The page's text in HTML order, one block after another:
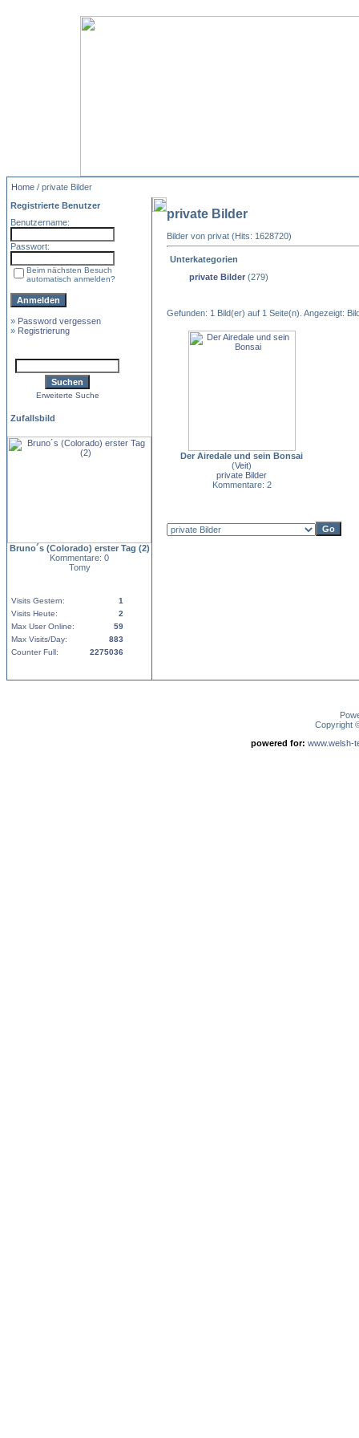
Home / private Bilder
Registrierte Benutzer
Benutzername:
Passwort:
Beim nächsten Besuch
automatisch anmelden?
» Password vergessen
» Registrierung
Erweiterte Suche
Zufallsbild
Bruno´s (Colorado) erster Tag (2)
Kommentare: 0
Tomy
Visits Gestern:
1
Visits Heute:
2
Max User Online:
59
Max Visits/Day:
883
Counter Full:
2275036
private Bilder
Bilder von privat (Hits: 1628720)
Unterkategorien
private Bilder (279)
Gefunden: 1 Bild(er) auf 1 Seite(n). Angezeigt:
Der Airedale und sein Bonsai
(Veit)
private Bilder
Kommentare: 2
Copyright
powered for: www.welsh-